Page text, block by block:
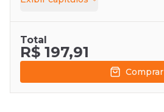
Total
R$ 197,91
Comprar